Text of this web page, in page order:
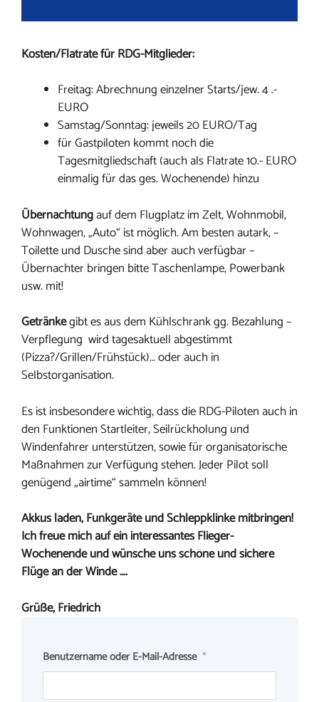
Kosten/Flatrate für RDG-Mitglieder:
Freitag: Abrechnung einzelner Starts/jew. 4 .-
EURO
Samstag/Sonntag: jeweils 20 EURO/Tag
für Gastpiloten kommt noch die
Tagesmitgliedschaft (auch als Flatrate 10.- EURO
einmalig für das ges. Wochenende) hinzu
Übernachtungauf dem Flugplatz im Zelt, Wohnmobil,
Wohnwagen, „Auto“ ist möglich. Am besten autark, –
Toilette und Dusche sind aber auch verfügbar –
Übernachter bringen bitte Taschenlampe, Powerbank
usw. mit!
Getränkegibt es aus dem Kühlschrank gg. Bezahlung –
Verpflegung wird tagesaktuell abgestimmt
(Pizza?/Grillen/Frühstück)… oder auch in
Selbstorganisation.
Es ist insbesondere wichtig, dass die RDG-Piloten auch in
den Funktionen Startleiter, Seilrückholung und
Windenfahrer unterstützen, sowie für organisatorische
Maßnahmen zur Verfügung stehen. Jeder Pilot soll
genügend „airtime“ sammeln können!
Akkus laden, Funkgeräte und Schleppklinke mitbringen!
Ich freue mich auf ein interessantes Flieger-
Wochenende und wünsche uns schöne und sichere
Flüge an der Winde ….
Grüße, Friedrich
Benutzername oder E-Mail-Adresse *